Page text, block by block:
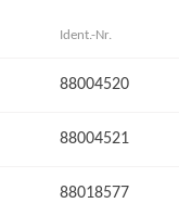
Ident.-Nr.
88004520
88004521
88018577